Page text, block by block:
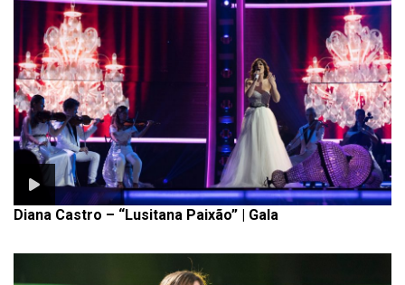
Diana Castro – “Lusitana Paixão” | Gala